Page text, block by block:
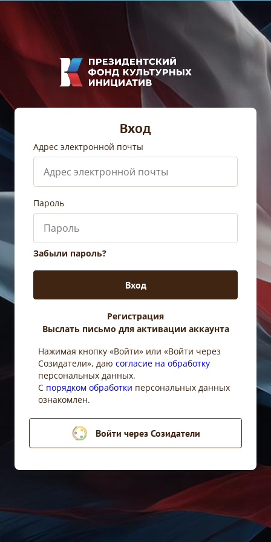
Вход
Адрес электронной почты
Пароль
Забыли пароль?
Вход
Регистрация
Выслать письмо для активации аккаунта
Нажимая кнопку «Войти» или «Войти через
Созидатели», даю согласие на обработку
персональных данных.
C порядком обработки персональных данных
ознакомлен.
Войти через Созидатели